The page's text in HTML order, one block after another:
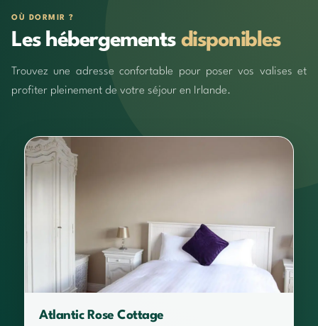
OÙ DORMIR ?
Les hébergements disponibles
Trouvez une adresse confortable pour poser vos valises et
profiter pleinement de votre séjour en Irlande.
Atlantic Rose Cottage